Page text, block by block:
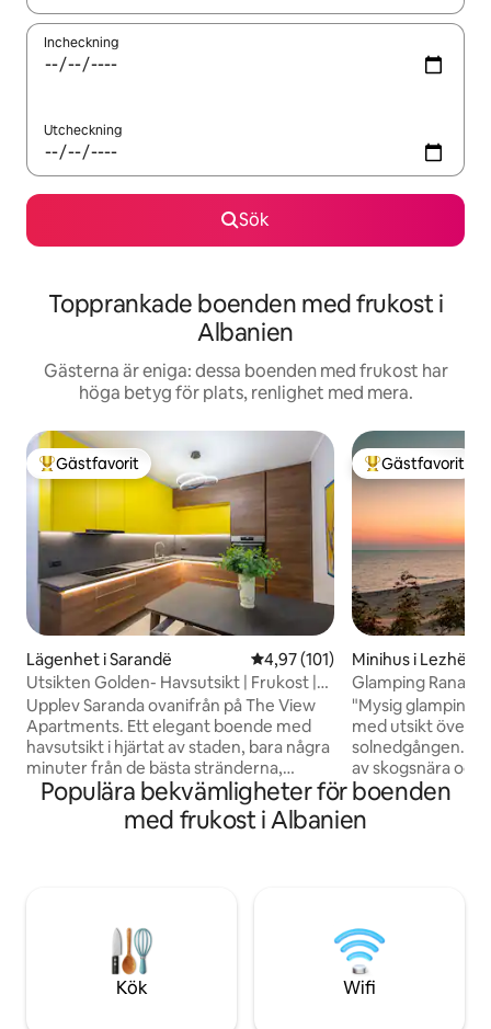
Incheckning
Utcheckning
Sök
Topprankade boenden med frukost i
Albanien
Gästerna är eniga: dessa boenden med frukost har
höga betyg för plats, renlighet med mera.
Populär gästfavorit
Gästfavorit
Lägenhet i Sarandë 4,97 av 5 i genomsnittligt
4,97 (101)
Utsikten Golden- Havsutsikt | Frukost |
Gratis parkering
Upplev Saranda ovanifrån på The View
Apartments. Ett elegant boende med
havsutsikt i hjärtat av staden, bara några
minuter från de bästa stränderna,
restaurangerna och nattlivet, samtidigt
som det erbjuder en lugn tillflyktsort
med hisnande utsikt från din privata
och centrum ☞ Fullt utrustat modernt
kök ☞ 55-tums smart-tv ☞ Egen balkong
med hisnande havsutsikt
Populär
Gästfavorit
Minihus i Lezhë
Glamping Rana
"Mysig glamping
med utsikt över
solnedgången. Enkelt, naturligt, omgivet
av skogsnära och
vinden, hör
lokala skaldjur på
kajakpaddling i närheten.
normala bilar kan inte nå)
och fridfull
Populära bekvämligheter för boenden
med frukost i Albanien
Kök Wifi